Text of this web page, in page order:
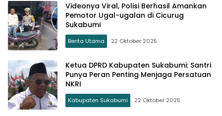
Videonya Viral, Polisi Berhasil Amankan
Pemotor Ugal-ugalan di Cicurug
Sukabumi
Berita Utama 22 Oktober 2025
Ketua DPRD Kabupaten Sukabumi: Santri
Punya Peran Penting Menjaga Persatuan
NKRI
Kabupaten Sukabumi 22 Oktober 2025